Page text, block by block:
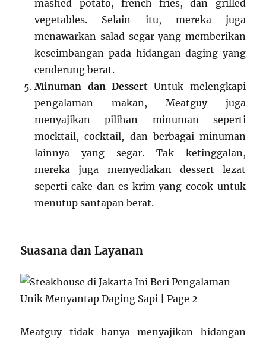
mashed potato, french fries, dan grilled
vegetables. Selain itu, mereka juga
menawarkan salad segar yang memberikan
keseimbangan pada hidangan daging yang
cenderung berat.
Minuman dan Dessert Untuk melengkapi
pengalaman makan, Meatguy juga
menyajikan pilihan minuman seperti
mocktail, cocktail, dan berbagai minuman
lainnya yang segar. Tak ketinggalan,
mereka juga menyediakan dessert lezat
seperti cake dan es krim yang cocok untuk
menutup santapan berat.
Suasana dan Layanan
Meatguy tidak hanya menyajikan hidangan